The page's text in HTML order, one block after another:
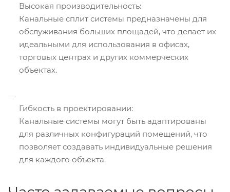
Высокая производительность:
Канальные сплит системы предназначены для
обслуживания больших площадей, что делает их
идеальными для использования в офисах,
торговых центрах и других коммерческих
объектах.
Гибкость в проектировании:
Канальные системы могут быть адаптированы
для различных конфигураций помещений, что
позволяет создавать индивидуальные решения
для каждого объекта.